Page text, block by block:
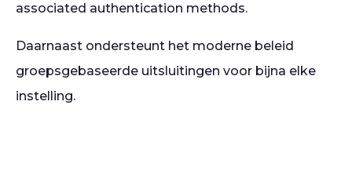
associated authentication methods.
Daarnaast ondersteunt het moderne beleid
groepsgebaseerde uitsluitingen voor bijna elke
instelling.